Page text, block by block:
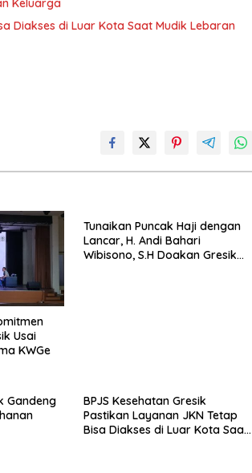
Keluarga
Diakses di Luar Kota Saat Mudik Lebaran
Usai
KWGe
Tunaikan Puncak Haji dengan
Lancar, H. Andi Bahari
Wibisono, S.H Doakan Gresik
Gandeng
BPJS Kesehatan Gresik
Pastikan Layanan JKN Tetap
Bisa Diakses di Luar Kota Saat